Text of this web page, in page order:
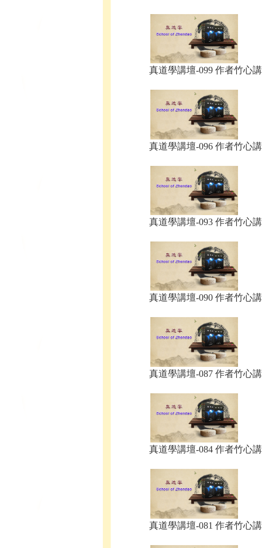
真道學講壇-099 作者竹心
真道學講壇-096 作者竹心
真道學講壇-093 作者竹心
真道學講壇-090 作者竹心
真道學講壇-087 作者竹心
真道學講壇-084 作者竹心
真道學講壇-081 作者竹心